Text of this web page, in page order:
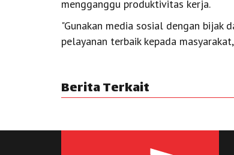
mengganggu produktivitas kerja.
"Gunakan media sosial dengan bijak
pelayanan terbaik kepada
Berita Terkait